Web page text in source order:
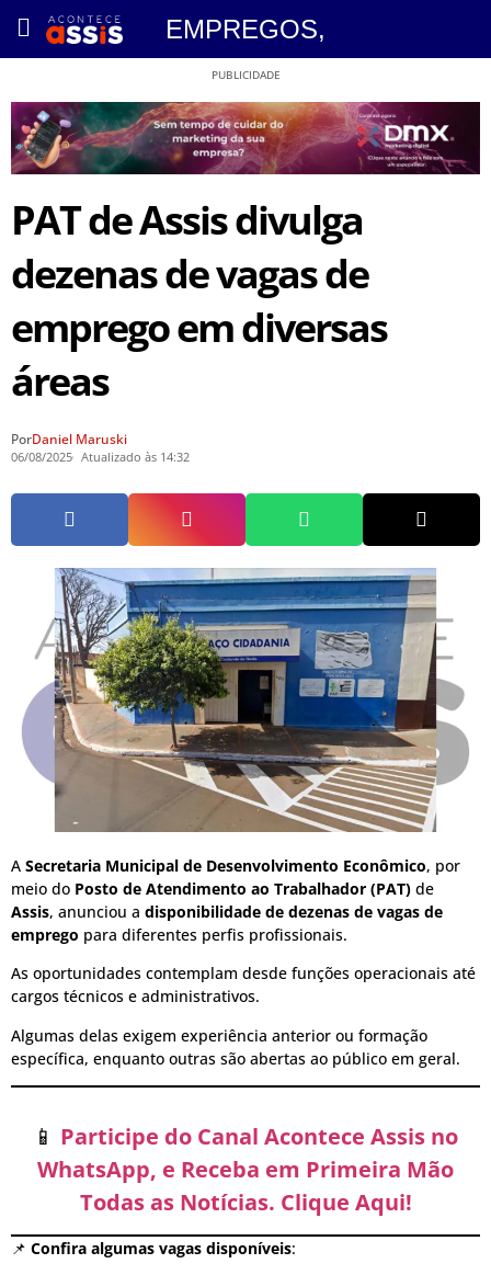
EMPREGOS,
PUBLICIDADE
PAT de Assis divulga
dezenas de vagas de
emprego em diversas
áreas
PorDaniel Maruski
06/08/2025 Atualizado às 14:32
A Secretaria Municipal de Desenvolvimento Econômico, por
meio do Posto de Atendimento ao Trabalhador (PAT) de
Assis, anunciou a disponibilidade de dezenas de vagas de
emprego para diferentes perfis profissionais.
As oportunidades contemplam desde funções operacionais até
cargos técnicos e administrativos.
Algumas delas exigem experiência anterior ou formação
específica, enquanto outras são abertas ao público em geral.
📱 Participe do Canal Acontece Assis no
WhatsApp, e Receba em Primeira Mão
Todas as Notícias. Clique Aqui!
📌 Confira algumas vagas disponíveis: